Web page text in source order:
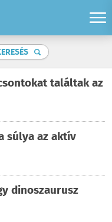
találtak az
súlya az aktív
dinoszaurusz